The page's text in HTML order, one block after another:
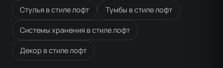
Стулья в стиле лофт Тумбы в стиле лофт
Системы хранения в стиле лофт
Декор в стиле лофт